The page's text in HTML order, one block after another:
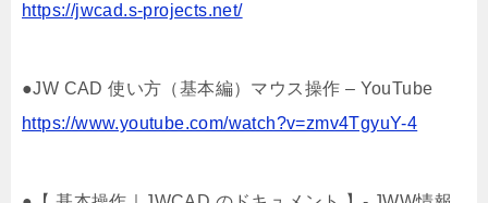
https://jwcad.s-projects.net/
●JW CAD 使い方（基本編）マウス操作 – YouTube
https://www.youtube.com/watch?v=zmv4TgyuY-4